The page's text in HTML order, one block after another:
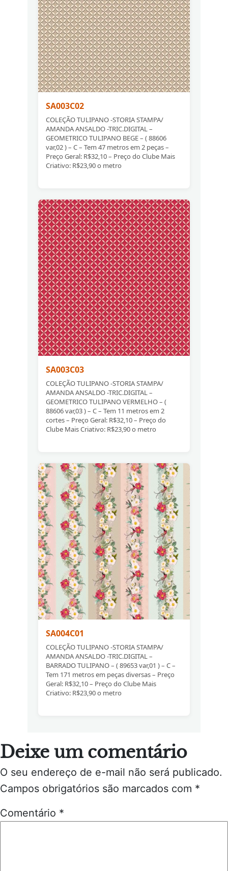
SA003C02
COLEÇÃO TULIPANO -STORIA STAMPA/
AMANDA ANSALDO -TRIC.DIGITAL –
GEOMETRICO TULIPANO BEGE – ( 88606
var,02 ) – C – Tem 47 metros em 2 peças –
Preço Geral: R$32,10 – Preço do Clube Mais
Criativo: R$23,90 o metro
SA003C03
COLEÇÃO TULIPANO -STORIA STAMPA/
AMANDA ANSALDO -TRIC.DIGITAL –
GEOMETRICO TULIPANO VERMELHO – (
88606 var,03 ) – C – Tem 11 metros em 2
cortes – Preço Geral: R$32,10 – Preço do
Clube Mais Criativo: R$23,90 o metro
SA004C01
COLEÇÃO TULIPANO -STORIA STAMPA/
AMANDA ANSALDO -TRIC.DIGITAL –
BARRADO TULIPANO – ( 89653 var,01 ) – C –
Tem 171 metros em peças diversas – Preço
Geral: R$32,10 – Preço do Clube Mais
Criativo: R$23,90 o metro
Deixe um comentário
O seu endereço de e-mail não será publicado.
Campos obrigatórios são marcados com *
Comentário *